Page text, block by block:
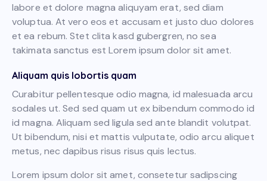
labore et dolore magna aliquyam erat, sed diam
voluptua. At vero eos et accusam et justo duo dolores
et ea rebum. Stet clita kasd gubergren, no sea
takimata sanctus est Lorem ipsum dolor sit amet.
Aliquam quis lobortis quam
Curabitur pellentesque odio magna, id malesuada arcu
sodales ut. Sed sed quam ut ex bibendum commodo id
id magna. Aliquam sed ligula sed ante blandit volutpat.
Ut bibendum, nisi et mattis vulputate, odio arcu aliquet
metus, nec dapibus risus risus quis lectus.
Lorem ipsum dolor sit amet, consetetur sadipscing